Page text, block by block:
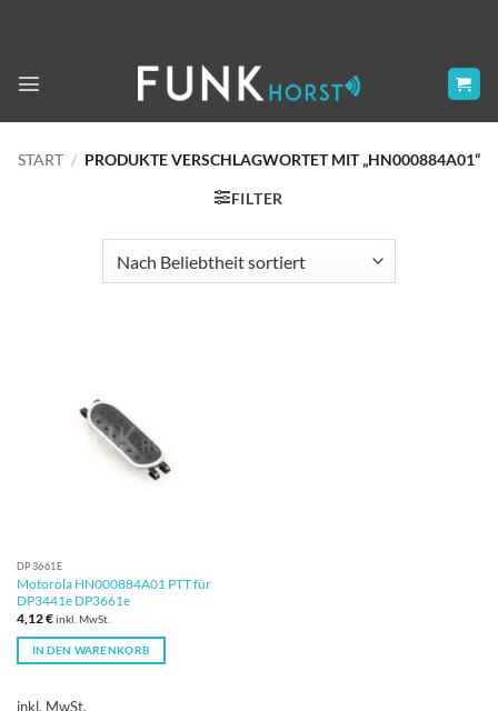
START / PRODUKTE VERSCHLAGWORTET MIT „HN000884A01“
FILTER
DP3661E
Motorola HN000884A01 PTT für
DP3441e DP3661e
4,12€inkl. MwSt.
IN DEN WARENKORB
inkl. MwSt.